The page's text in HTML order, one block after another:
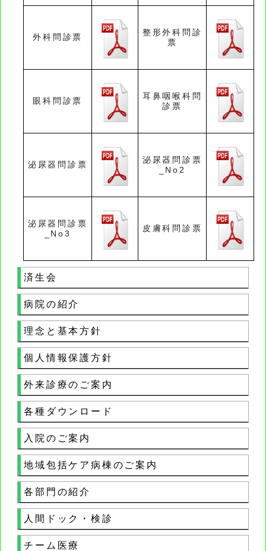
外科問診票
整形外科問診
票
眼科問診票
耳鼻咽喉科問
診票
泌尿器問診票
泌尿器問診票
_No2
泌尿器問診票
_No3
皮膚科問診票
済生会
病院の紹介
理念と基本方針
個人情報保護方針
外来診療のご案内
各種ダウンロード
入院のご案内
地域包括ケア病棟のご案内
各部門の紹介
人間ドック・検診
チーム医療